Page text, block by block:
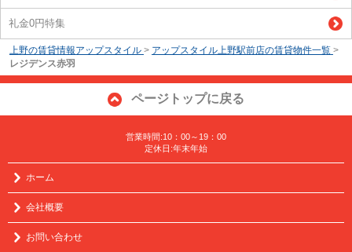
礼金0円特集
上野の賃貸情報アップスタイル > アップスタイル上野駅前店の賃貸物件一覧 >
レジデンス赤羽
ページトップに戻る
営業時間:10：00～19：00
定休日:年末年始
ホーム
会社概要
お問い合わせ